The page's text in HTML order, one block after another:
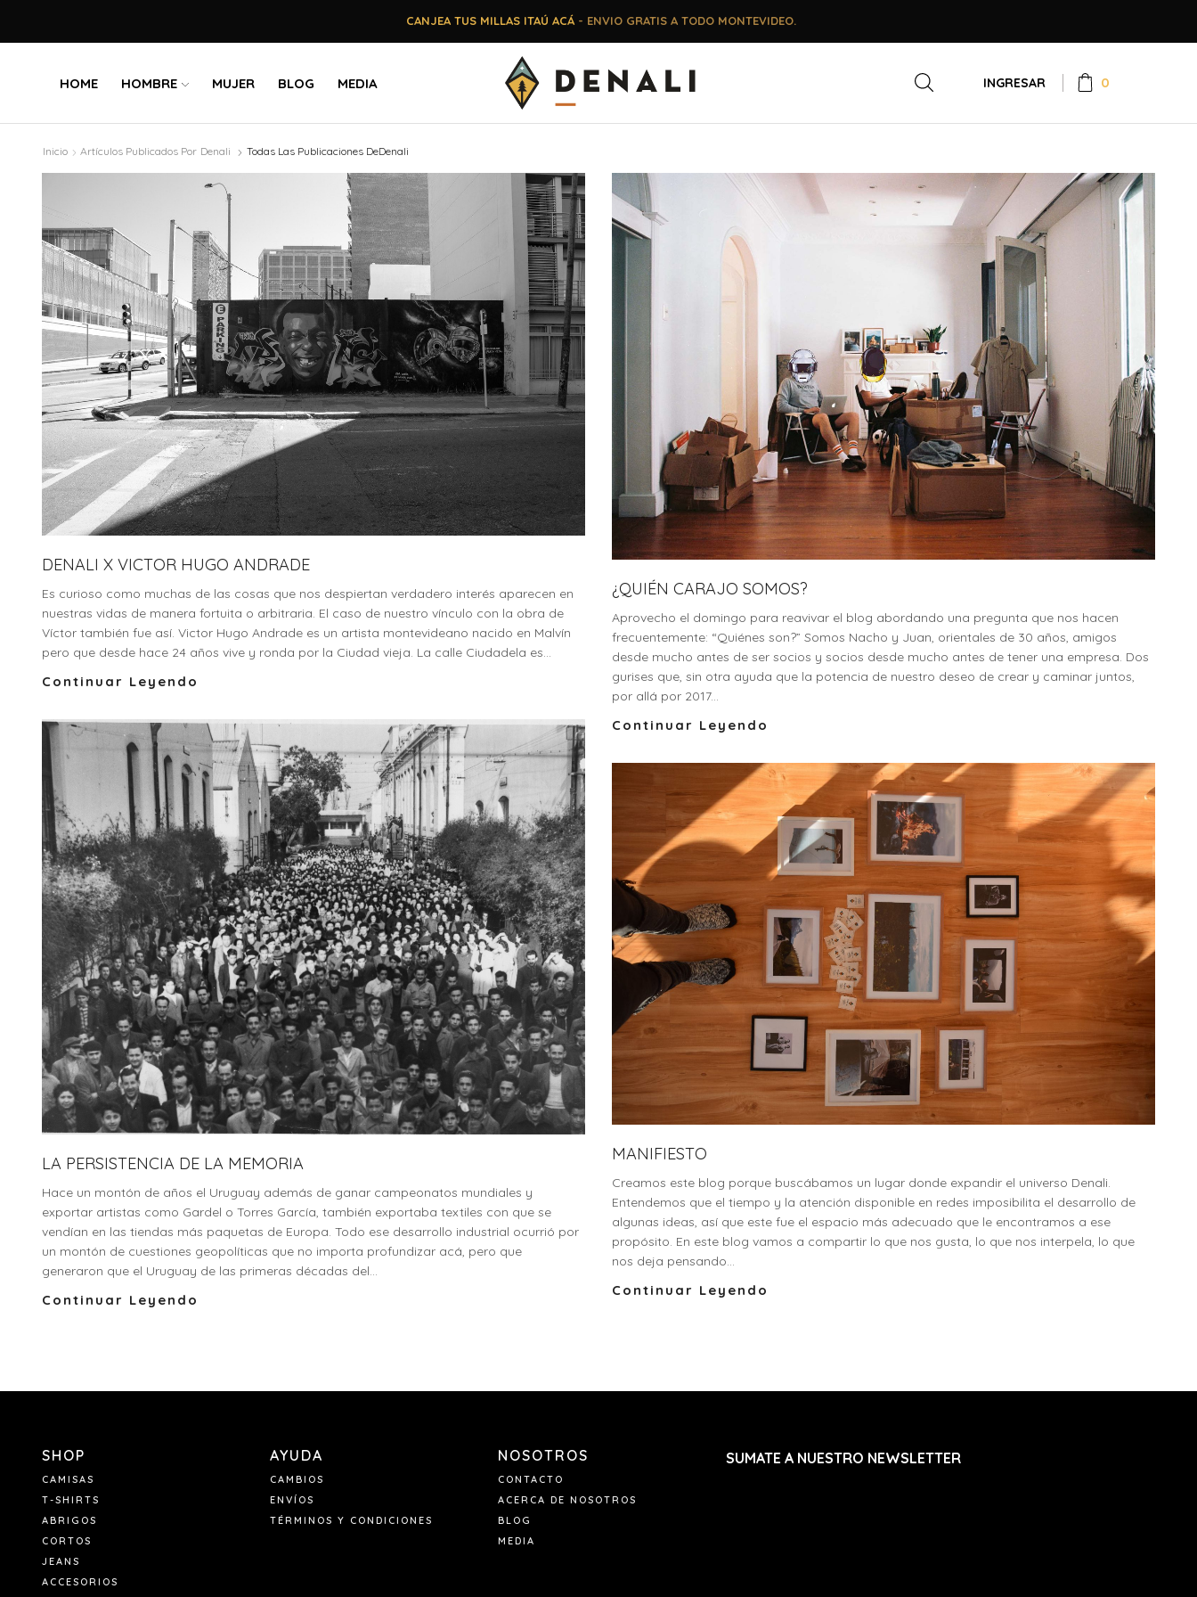
CANJEA TUS MILLAS ITAÚ ACÁ- ENVIO GRATIS A TODO MONTEVIDEO.
HOME HOMBRE MUJER BLOG MEDIA INGRESAR 0
Inicio Artículos Publicados Por Denali Todas Las Publicaciones DeDenali
DENALI X VICTOR HUGO ANDRADE
Es curioso como muchas de las cosas que nos despiertan verdadero interés aparecen en
nuestras vidas de manera fortuita o arbitraria. El caso de nuestro vínculo con la obra de
Víctor también fue así. Victor Hugo Andrade es un artista montevideano nacido en Malvín
pero que desde hace 24 años vive y ronda por la Ciudad vieja. La calle Ciudadela es...
Continuar Leyendo
¿QUIÉN CARAJO SOMOS?
Aprovecho el domingo para reavivar el blog abordando una pregunta que nos hacen
frecuentemente: “Quiénes son?” Somos Nacho y Juan, orientales de 30 años, amigos
desde mucho antes de ser socios y socios desde mucho antes de tener una empresa. Dos
gurises que, sin otra ayuda que la potencia de nuestro deseo de crear y caminar juntos,
por allá por 2017...
Continuar Leyendo
LA PERSISTENCIA DE LA MEMORIA
Hace un montón de años el Uruguay además de ganar campeonatos mundiales y
exportar artistas como Gardel o Torres García, también exportaba textiles con que se
vendían en las tiendas más paquetas de Europa. Todo ese desarrollo industrial ocurrió por
un montón de cuestiones geopolíticas que no importa profundizar acá, pero que
generaron que el Uruguay de las primeras décadas del...
Continuar Leyendo
MANIFIESTO
Creamos este blog porque buscábamos un lugar donde expandir el universo Denali.
Entendemos que el tiempo y la atención disponible en redes imposibilita el desarrollo de
algunas ideas, así que este fue el espacio más adecuado que le encontramos a ese
propósito. En este blog vamos a compartir lo que nos gusta, lo que nos interpela, lo que
nos deja pensando...
Continuar Leyendo
SHOP
CAMISAS
T-SHIRTS
ABRIGOS
CORTOS
JEANS
ACCESORIOS
AYUDA
CAMBIOS
ENVÍOS
TÉRMINOS Y CONDICIONES
NOSOTROS
CONTACTO
ACERCA DE NOSOTROS
BLOG
MEDIA
SUMATE A NUESTRO NEWSLETTER